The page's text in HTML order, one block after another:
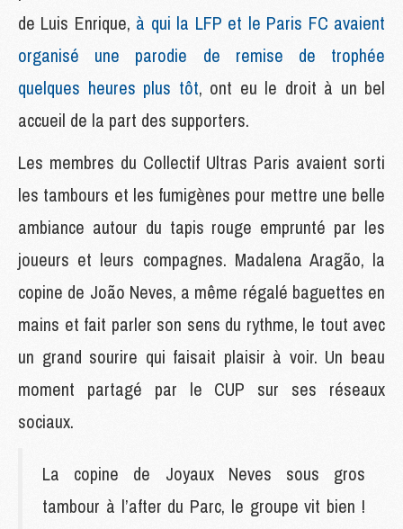
de Luis Enrique, à qui la LFP et le Paris FC avaient
organisé une parodie de remise de trophée
quelques heures plus tôt, ont eu le droit à un bel
accueil de la part des supporters.
Les membres du Collectif Ultras Paris avaient sorti
les tambours et les fumigènes pour mettre une belle
ambiance autour du tapis rouge emprunté par les
joueurs et leurs compagnes. Madalena Aragão, la
copine de João Neves, a même régalé baguettes en
mains et fait parler son sens du rythme, le tout avec
un grand sourire qui faisait plaisir à voir. Un beau
moment partagé par le CUP sur ses réseaux
sociaux.
La copine de Joyaux Neves sous gros
tambour à l’after du Parc, le groupe vit bien !